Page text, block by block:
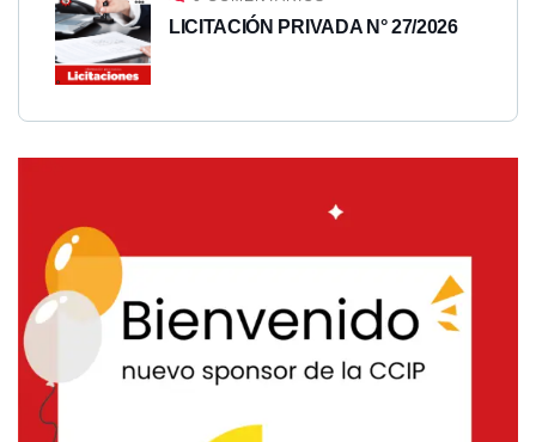
LICITACIÓN PRIVADA N° 27/2026